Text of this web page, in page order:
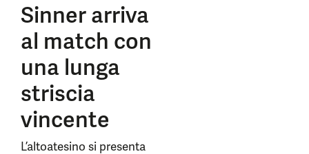
Sinner arriva
al match con
una lunga
striscia
vincente
L’altoatesino si presenta